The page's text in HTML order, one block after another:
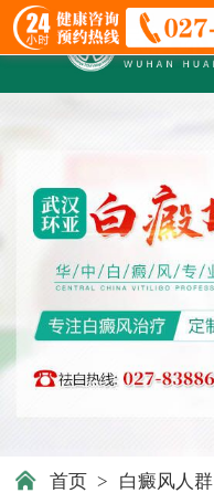
首页 > 白癜风人群